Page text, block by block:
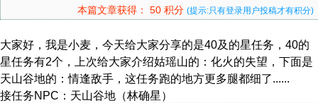
本篇文章获得： 50 积分 (提示:只有登录用户投稿才有积分)
大家好，我是小麦，今天给大家分享的是40及的星任务，40的
星任务有2个，上次给大家介绍姑瑶山的：化火的失望，下面是
天山谷地的：情逢敌手，这任务跑的地方更多腿都细了......
接任务NPC：天山谷地（林确星）